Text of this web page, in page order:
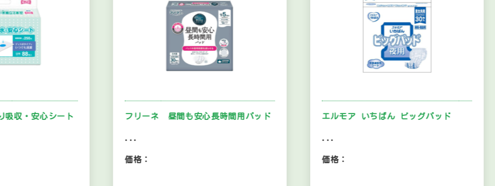
収・安心シート フリーネ 昼間も安心長時間用パッド
...
価格：
エルモア いちばん ビッグパッド
...
価格：